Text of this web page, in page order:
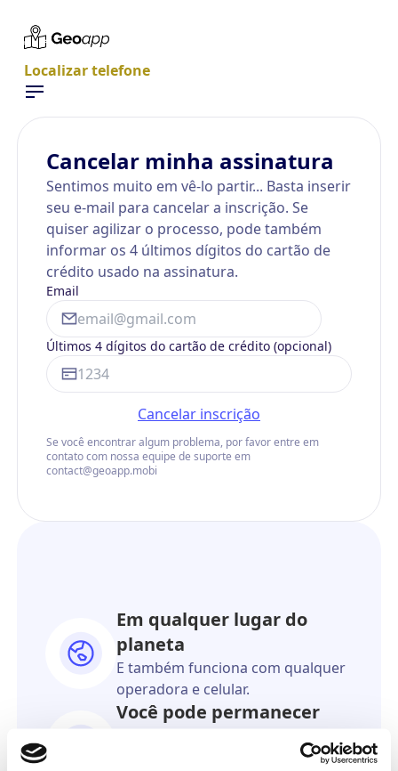
Localizar telefone
Em qualquer lugar do
planeta
E também funciona com qualquer
operadora e celular.
Você pode permanecer
O destinatário nunca saberá que
Cancelar minha assinatura
Sentimos muito em vê-lo partir... Basta inserir
seu e-mail para cancelar a inscrição. Se
quiser agilizar o processo, pode também
informar os 4 últimos dígitos do cartão de
crédito usado na assinatura.
Email
Últimos 4 dígitos do cartão de crédito (opcional)
Cancelar inscrição
Se você encontrar algum problema, por favor entre em
contato com nossa equipe de suporte em
contact@geoapp.mobi